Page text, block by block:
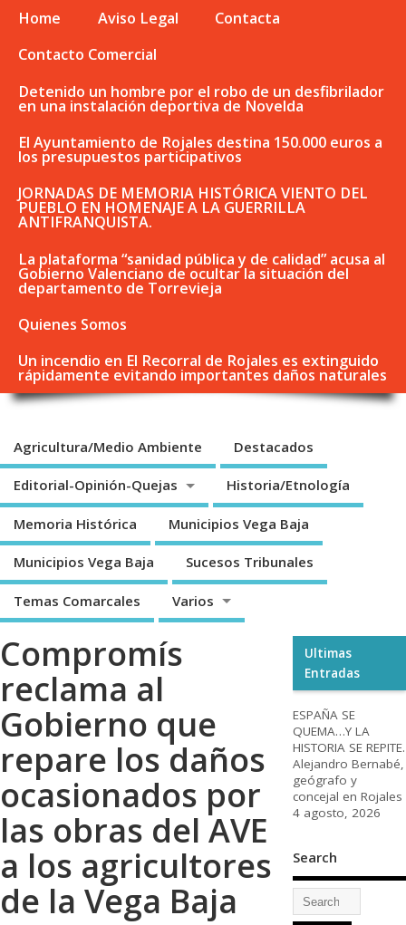
Home Aviso Legal
Contacta
Contacto Comercial
Detenido un hombre por el robo de un desfibrilador
en una instalación deportiva de Novelda
El Ayuntamiento de Rojales destina 150.000 euros a
los presupuestos participativos
JORNADAS DE MEMORIA HISTÓRICA VIENTO DEL
PUEBLO EN HOMENAJE A LA GUERRILLA
ANTIFRANQUISTA.
La plataforma “sanidad pública y de calidad” acusa al
Gobierno Valenciano de ocultar la situación del
departamento de Torrevieja
Quienes Somos
Un incendio en El Recorral de Rojales es extinguido
rápidamente evitando importantes daños naturales
Agricultura/Medio Ambiente Destacados
Editorial-Opinión-Quejas Historia/Etnología
Memoria Histórica Municipios Vega Baja
Municipios Vega Baja Sucesos Tribunales
Temas Comarcales Varios
Compromís
reclama al
Gobierno que
repare los daños
ocasionados por
las obras del AVE
a los agricultores
de la Vega Baja
Ultimas
Entradas
ESPAÑA SE
QUEMA…Y LA
HISTORIA SE REPITE.
Alejandro Bernabé,
geógrafo y
concejal en Rojales
4 agosto, 2026
Search